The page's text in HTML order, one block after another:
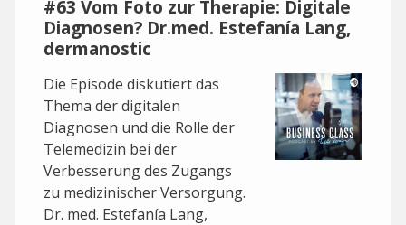
#63 Vom Foto zur Therapie: Digitale
Diagnosen? Dr.med. Estefanía Lang,
dermanostic
Die Episode diskutiert das
Thema der digitalen
Diagnosen und die Rolle der
Telemedizin bei der
Verbesserung des Zugangs
zu medizinischer Versorgung.
Dr. med. Estefanía Lang,